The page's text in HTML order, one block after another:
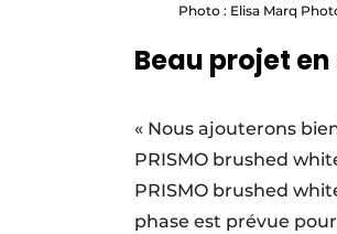
Photo : Elisa Marq
Beau projet
« Nous ajouterons
PRISMO brushed
PRISMO brushed
phase est prévue